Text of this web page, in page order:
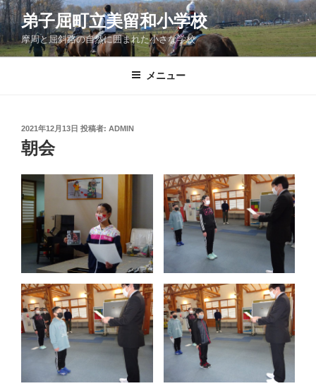
コ
ン
テ
ン
弟子屈町立美留和小学校
摩周と屈斜路の自然に囲まれた小さな学校
メニュー
投
稿
日:
2021年12月13日 投稿者: ADMIN
朝会